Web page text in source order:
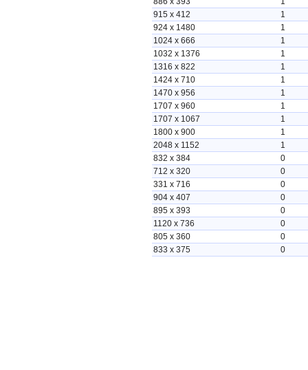
915 x 412
1
924 x 1480
1
1024 x 666
1
1032 x 1376
1
1316 x 822
1
1424 x 710
1
1470 x 956
1
1707 x 960
1
1707 x 1067
1
1800 x 900
1
2048 x 1152
1
832 x 384
0
712 x 320
0
331 x 716
0
904 x 407
0
895 x 393
0
1120 x 736
0
805 x 360
0
833 x 375
0